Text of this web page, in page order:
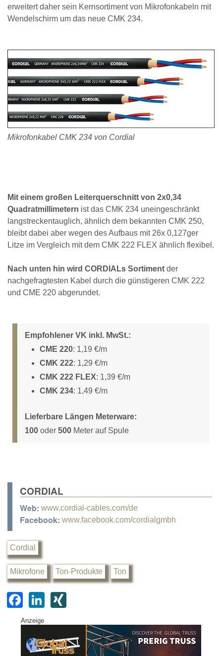
erweitert daher sein Kernsortiment von Mikrofonkabeln mit
Wendelschirm um das neue CMK 234.
Mikrofonkabel CMK 234 von Cordial
Mit einem großen Leiterquerschnitt von 2x0,34
Quadratmillimetern ist das CMK 234 uneingeschränkt
langstreckentauglich, ähnlich dem bekannten CMK 250,
bleibt dabei aber wegen des Aufbaus mit 26x 0,127ger
Litze im Vergleich mit dem CMK 222 FLEX ähnlich flexibel.
Nach unten hin wird CORDIALs Sortiment der
nachgefragtesten Kabel durch die günstigeren CMK 222
und CME 220 abgerundet.
Empfohlener VK inkl. MwSt.:
CME 220: 1,19 €/m
CMK 222: 1,29 €/m
CMK 222 FLEX: 1,39 €/m
CMK 234: 1,49 €/m
Lieferbare Längen Meterware:
100 oder 500 Meter auf Spule
CORDIAL
Web: www.cordial-cables.com/de
Facebook: www.facebook.com/cordialgmbh
Cordial
Mikrofone Ton-Produkte Ton
F
a
c
e
Li
k
e
G
Anzeige